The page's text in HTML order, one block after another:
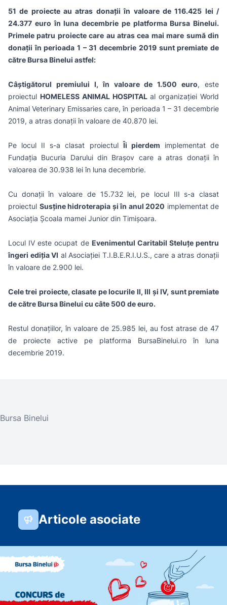
51 de proiecte au atras donații în valoare de 116.425 lei /
24.377 euro în luna decembrie pe platforma Bursa Binelui.
Primele patru proiecte care au atras cea mai mare sumă din
donații în perioada 1 – 31 decembrie 2019 sunt premiate de
către Bursa Binelui astfel:
Câștigătorul premiului I, în valoare de 1.500 euro, este
proiectul HOMELESS ANIMAL HOSPITALal organizației World
Animal Veterinary Emissaries care, în perioada 1 – 31 decembrie
2019, a atras donații în valoare de 40.870 lei.
Pe locul II s-a clasat proiectulÎi pierdem implementat de
Fundația Bucuria Darului din Brașov care a atras donații în
valoarea de 30.938 lei în luna decembrie.
Cu donații în valoare de 15.732 lei, pe locul III s-a clasat
proiectul Susține hidroterapia și în anul 2020 implementat de
Asociația Școala mamei Junior din Timișoara.
Locul IV este ocupat de Evenimentul Caritabil Steluțe pentru
îngeri ediția VI al Asociației T.I.B.E.R.I.U.S., care a atras donații
în valoare de 2.900 lei.
Cele trei proiecte, clasate pe locurile II, III și IV, sunt premiate
de către Bursa Binelui cu câte 500 de euro.
Restul donațiilor, în valoare de 25.985 lei, au fost atrase de 47
de proiecte active pe platforma BursaBinelui.ro în luna
decembrie 2019.
Bursa Binelui
Articole asociate